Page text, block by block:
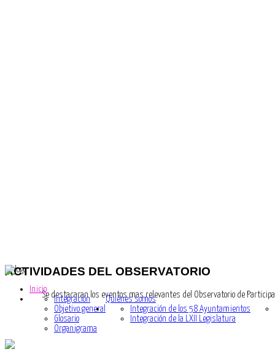
Inicio
Quiénes somos
Integración
Objetivo general
Glosario
Organigrama
Integración de los 58 Ayuntamientos
Integración de la LXII Legislatura
ACTIVIDADES DEL OBSERVATORIO
Se destacaran los eventos mas relevantes del Observatorio de